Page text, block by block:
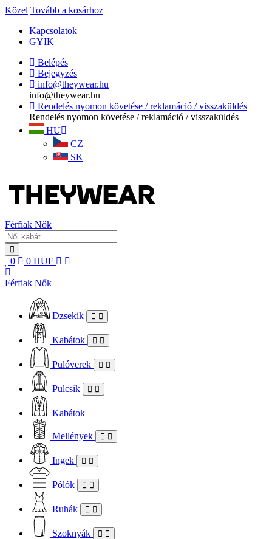
Közel Tovább a kosárhoz
Kapcsolatok
GYIK
Belépés
Bejegyzés
info@theywear.hu
info@theywear.hu
Rendelés nyomon követése / reklamáció / visszaküldés
Rendelés nyomon követése / reklamáció / visszaküldés
HU
CZ
SK
Férfiak Nők
0 0 HUF
Férfiak Nők
Dzsekik
Kabátok
Pulóverek
Pulcsik
Kabátok
Mellények
Ingek
Pólók
Ruhák
Szoknyák